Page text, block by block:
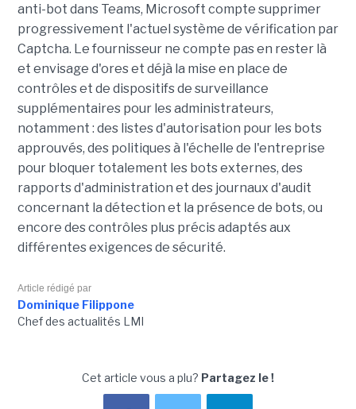
anti-bot dans Teams, Microsoft compte supprimer
progressivement l'actuel système de vérification par
Captcha. Le fournisseur ne compte pas en rester là
et envisage d'ores et déjà la mise en place de
contrôles et de dispositifs de surveillance
supplémentaires pour les administrateurs,
notamment : des listes d'autorisation pour les bots
approuvés, des politiques à l'échelle de l'entreprise
pour bloquer totalement les bots externes, des
rapports d'administration et des journaux d'audit
concernant la détection et la présence de bots, ou
encore des contrôles plus précis adaptés aux
différentes exigences de sécurité.
Article rédigé par
Dominique Filippone
Chef des actualités LMI
Cet article vous a plu? Partagez le !